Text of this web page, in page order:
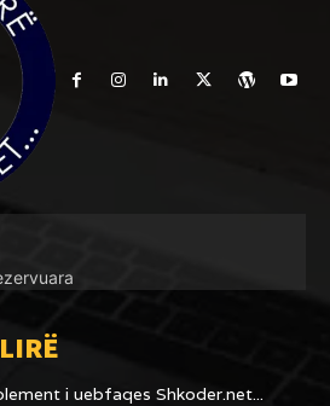
i uebfaqes Shkoder.net...